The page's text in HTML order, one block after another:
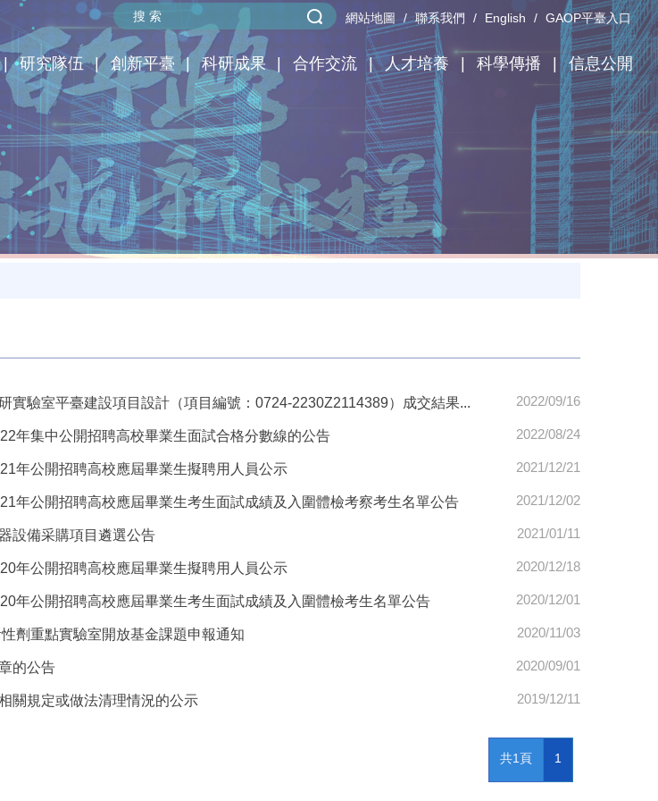
網站地圖 聯系我們 English GAOP平臺入口
研究隊伍 創新平臺 科研成果 合作交流 人才培養 科學傳播 信息公開
實驗室平臺建設項目設計（項目編號：0724-2230Z2114389）成交結果... 2022/09/16
年集中公開招聘高校畢業生面試合格分數線的公告 2022/08/24
年公開招聘高校應屆畢業生擬聘用人員公示 2021/12/21
年公開招聘高校應屆畢業生考生面試成績及入圍體檢考察考生名單公告 2021/12/02
設備采購項目遴選公告 2021/01/11
年公開招聘高校應屆畢業生擬聘用人員公示 2020/12/18
年公開招聘高校應屆畢業生考生面試成績及入圍體檢考生名單公告 2020/12/01
劑重點實驗室開放基金課題申報通知 2020/11/03
的公告 2020/09/01
關規定或做法清理情況的公示 2019/12/11
共1頁 1